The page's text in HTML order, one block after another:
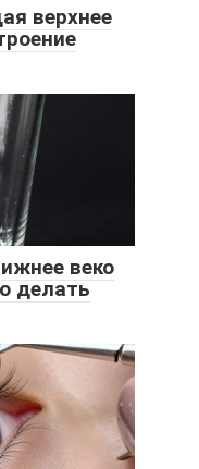
верхнее
веко
делать